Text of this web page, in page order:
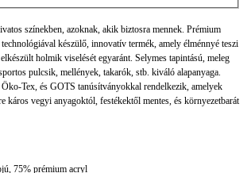
színekben, azoknak, akik biztosra mennek. Prémium
készülő, innovatív termék, amely élménnyé teszi
holmik viselését egyaránt. Selymes tapintású, meleg
pulcsik, mellények, takarók, stb. kiváló alapanyaga.
Tex, és GOTS tanúsítványokkal rendelkezik, amelyek
káros vegyi anyagoktól, festékektől mentes, és környezetbarát
75% prémium acryl